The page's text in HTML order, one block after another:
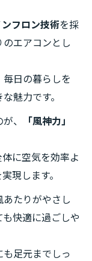
フロン技術を採
エアコンとし
日の暮らしを
魅力です。
、
「風神力」
に空気を効率よ
現します。
たりがやさし
快適に過ごしや
足元までしっ